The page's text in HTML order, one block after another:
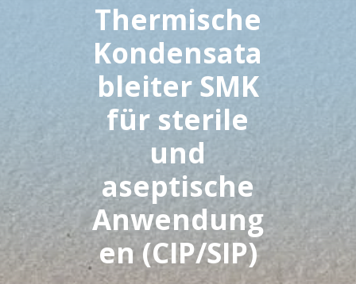
Thermische
Kondensata
bleiter SMK
für sterile
und
aseptische
Anwendung
en (CIP/SIP)